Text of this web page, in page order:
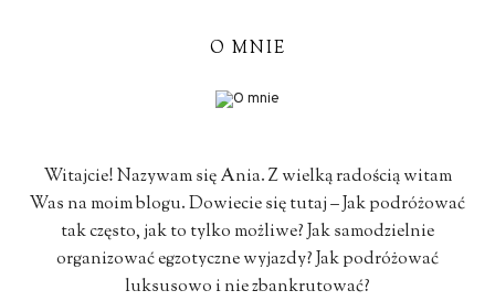
O MNIE
Witajcie! Nazywam się Ania. Z wielką radością witam
Was na moim blogu. Dowiecie się tutaj – Jak podróżować
tak często, jak to tylko możliwe? Jak samodzielnie
organizować egzotyczne wyjazdy? Jak podróżować
luksusowo i nie zbankrutować?